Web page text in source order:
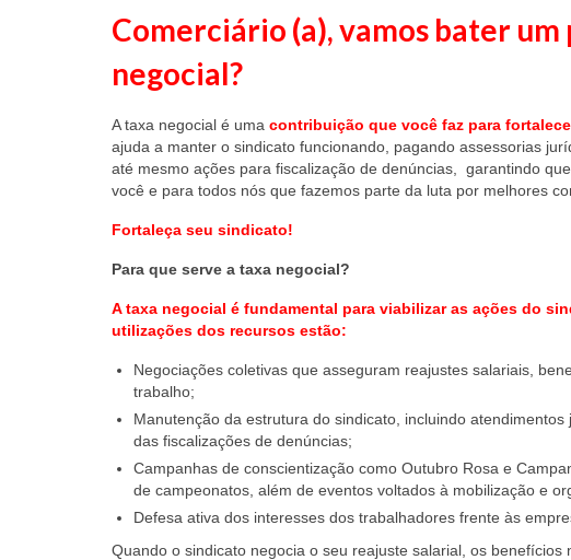
Comerciário (a), vamos bater
negocial?
A taxa negocial é uma contribuição que você faz para
ajuda a manter o sindicato funcionando, pagando assessorias
até mesmo ações para fiscalização de denúncias, garantindo
você e para todos nós que fazemos parte da luta por melhores
Fortaleça seu sindicato!
Para que serve a taxa negocial?
A taxa negocial é fundamental para viabilizar as ações do
utilizações dos recursos estão:
Negociações coletivas que asseguram reajustes salariais,
trabalho;
Manutenção da estrutura do sindicato, incluindo
das fiscalizações de denúncias;
Campanhas de conscientização como Outubro Rosa e
de campeonatos, além de eventos voltados à mobilização e
Defesa ativa dos interesses dos trabalhadores frente às
Quando o sindicato negocia o seu reajuste salarial, os